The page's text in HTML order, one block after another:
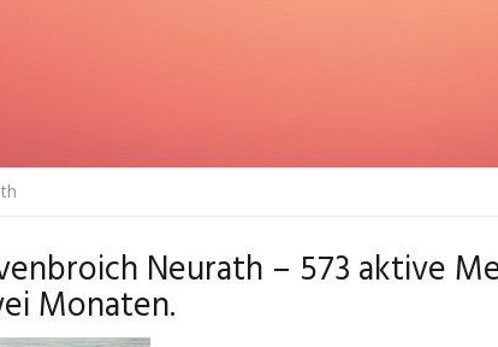
Neurath – 573 aktive
Monaten.